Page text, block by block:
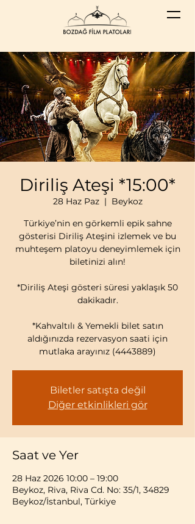
Diriliş Ateşi *15:00*
28 Haz Paz
  |
Beykoz
Türkiye’nin en görkemli epik sahne
gösterisi Diriliş Ateşini izlemek ve bu
muhteşem platoyu deneyimlemek için
biletinizi alın!
*Diriliş Ateşi gösteri süresi yaklaşık 50
dakikadır.
*Kahvaltılı & Yemekli bilet satın
aldığınızda rezervasyon saati için
mutlaka arayınız (4443889)
Biletler satışta değil
Diğer etkinlikleri gör
Saat ve Yer
28 Haz 2026 10:00 – 19:00
Beykoz, Riva, Riva Cd. No: 35/1, 34829
Beykoz/İstanbul, Türkiye